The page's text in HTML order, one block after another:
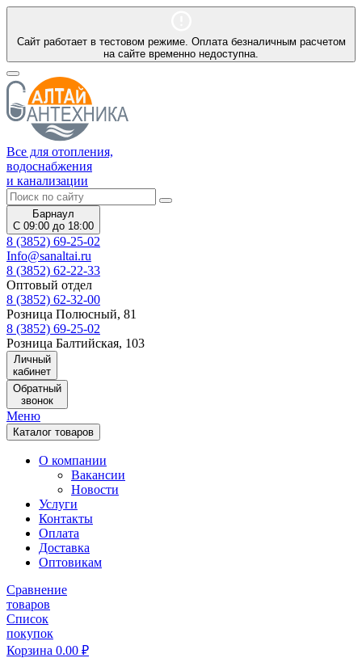
Сайт работает в тестовом режиме. Оплата безналичным расчетом
на сайте временно недоступна.
Все для отопления,
водоснабжения
и канализации
Барнаул
С 09:00 до 18:00
8 (3852) 69-25-02
Info@sanaltai.ru
8 (3852) 62-22-33
Оптовый отдел
8 (3852) 62-32-00
Розница Полюсный, 81
8 (3852) 69-25-02
Розница Балтийская, 103
Личный
кабинет
Обратный
звонок
Меню
Каталог товаров
О компании
Вакансии
Новости
Услуги
Контакты
Оплата
Доставка
Оптовикам
Сравнение
товаров
Список
покупок
Корзина 0.00 ₽